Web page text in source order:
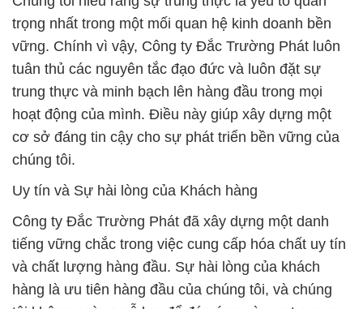
trọng nhất trong một mối quan hệ kinh doanh bền
vững. Chính vì vậy, Công ty Đắc Trường Phát luôn
tuân thủ các nguyên tắc đạo đức và luôn đặt sự
trung thực và minh bạch lên hàng đầu trong mọi
hoạt động của mình. Điều này giúp xây dựng một
cơ sở đáng tin cậy cho sự phát triển bền vững của
chúng tôi.
Uy tín và Sự hài lòng của Khách hàng
Công ty Đắc Trường Phát đã xây dựng một danh
tiếng vững chắc trong việc cung cấp hóa chất uy tín
và chất lượng hàng đầu. Sự hài lòng của khách
hàng là ưu tiên hàng đầu của chúng tôi, và chúng